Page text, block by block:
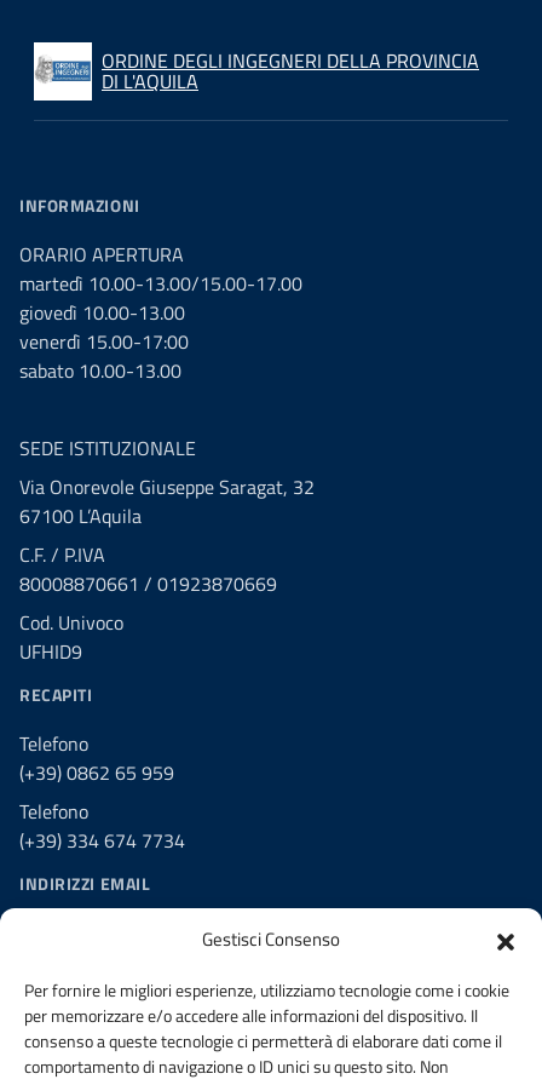
Gestisci Consenso
Per fornire le migliori esperienze, utilizziamo tecnologie come i cookie
per memorizzare e/o accedere alle informazioni del dispositivo. Il
consenso a queste tecnologie ci permetterà di elaborare dati come il
comportamento di navigazione o ID unici su questo sito. Non
ORDINE DEGLI INGEGNERI DELLA PROVINCIA
DI L'AQUILA
INFORMAZIONI
ORARIO APERTURA
martedì 10.00-13.00/15.00-17.00
giovedì 10.00-13.00
venerdì 15.00-17:00
sabato 10.00-13.00
SEDE ISTITUZIONALE
Via Onorevole Giuseppe Saragat, 32
67100 L’Aquila
C.F. / P.IVA
80008870661 / 01923870669
Cod. Univoco
UFHID9
RECAPITI
Telefono
(+39) 0862 65 959
Telefono
(+39) 334 674 7734
INDIRIZZI EMAIL
PEO segreteria@laquila.ordingegneri.it
PEC Consiglio di Disciplina
disciplina.ordine.laquila@ingpec.eu